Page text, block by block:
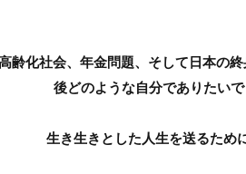
齢化社会、年金問題、そして日本の
後どのような自分でありたい
生き生きとした人生を送るため